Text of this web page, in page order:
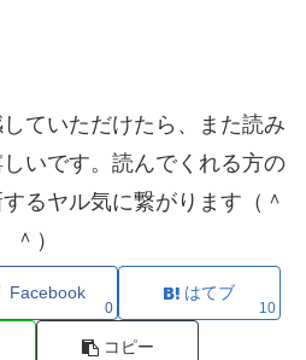
ていただけたら、また読み
いです。読んでくれる方の
るヤル気に繋がります（＾
＾）
Facebook
0
はてブ
10
コピー